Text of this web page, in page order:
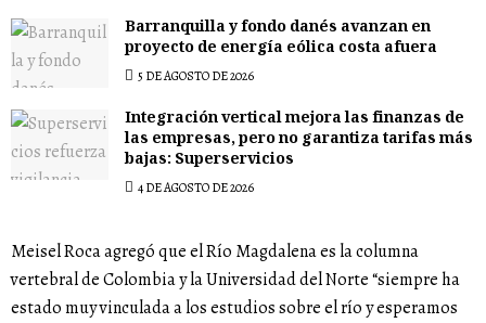
Barranquilla y fondo danés avanzan en
proyecto de energía eólica costa afuera
5 DE AGOSTO DE 2026
Integración vertical mejora las finanzas de
las empresas, pero no garantiza tarifas más
bajas: Superservicios
4 DE AGOSTO DE 2026
Meisel Roca agregó que el Río Magdalena es la columna
vertebral de Colombia y la Universidad del Norte “siempre ha
estado muy vinculada a los estudios sobre el río y esperamos